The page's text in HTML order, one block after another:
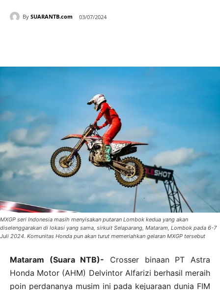
By SUARANTB.com 03/07/2024
MXGP seri Indonesia masih menyisakan putaran Lombok kedua yang akan
diselenggarakan di lokasi yang sama, sirkuit Selaparang, Mataram, Lombok pada 6-7
Juli 2024. Komunitas Honda pun akan turut memeriahkan gelaran MXGP tersebut
Mataram (Suara NTB)- Crosser binaan PT Astra
Honda Motor (AHM) Delvintor Alfarizi berhasil meraih
poin perdananya musim ini pada kejuaraan dunia FIM